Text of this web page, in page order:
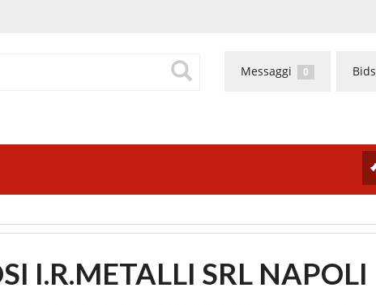
Messaggi 0 Bids
I.R.METALLI SRL NAPOLI